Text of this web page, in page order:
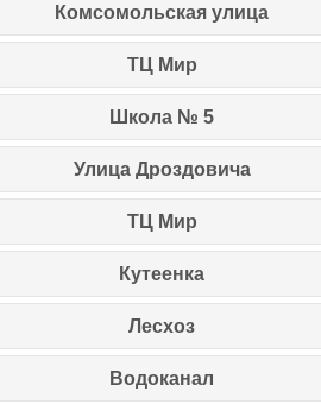
Комсомольская улица
ТЦ Мир
Школа № 5
Улица Дроздовича
ТЦ Мир
Кутеенка
Лесхоз
Водоканал